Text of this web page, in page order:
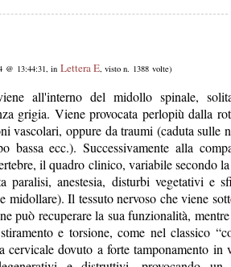
@ 13:44:31, in Lettera E, visto n. 1388 volte)
all'interno del midollo spinale,
grigia. Viene provocata perlopiù dalla
vascolari, oppure da traumi (caduta sulle
bassa ecc.). Successivamente alla
il quadro clinico, variabile secondo la
paralisi, anestesia, disturbi vegetativi e
midollare). Il tessuto nervoso che viene
può recuperare la sua funzionalità,
e torsione, come nel classico
cervicale dovuto a forte tamponamento in